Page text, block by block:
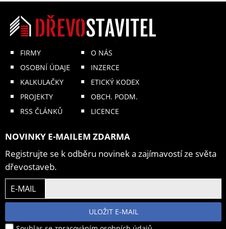
FIRMY
OSOBNÍ ÚDAJE
KALKULAČKY
PROJEKTY
RSS ČLÁNKŮ
O NÁS
INZERCE
ETICKÝ KODEX
OBCH. PODM.
LICENCE
NOVINKY E-MAILEM ZDARMA
Registrujte se k odběru novinek a zajímavostí ze světa
dřevostaveb.
E-MAIL
ULOŽIT E-MAIL